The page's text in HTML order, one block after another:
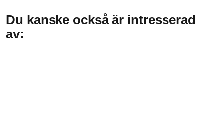
Du kanske också är intresserad
av: